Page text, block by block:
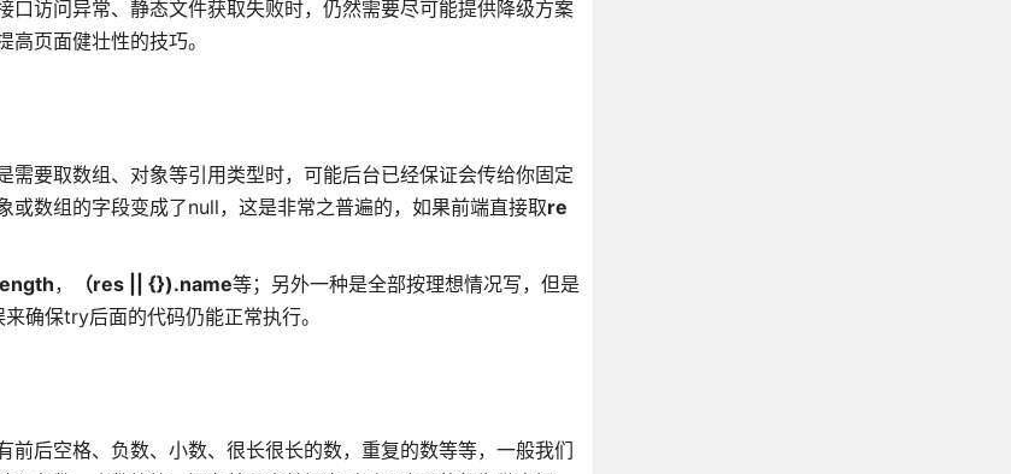
访问异常、静态文件获取失败时，仍然需要尽可能提供降级方案
页面健壮性的技巧。
要取数组、对象等引用类型时，可能后台已经保证会传给你固定
数组的字段变成了null，这是非常之普遍的，如果前端直接取re
， （res || {}).name等；另外一种是全部按理想情况写，但是
确保try后面的代码仍能正常执行。
后空格、负数、小数、很长很长的数，重复的数等等，一般我们